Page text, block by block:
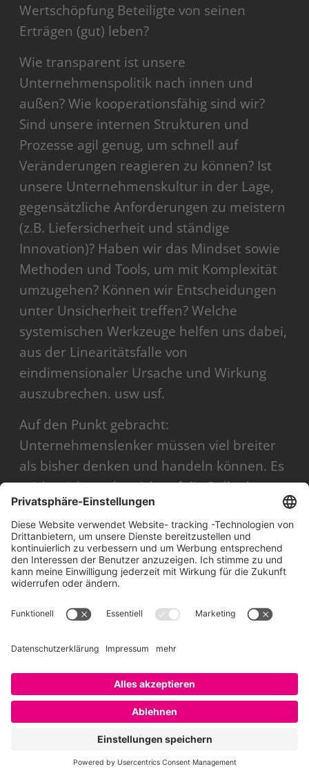
Wertschöpfung Beteiligte von seinen
Erträgen (gut) leben?
Wie transparent ist unsere
Unternehmenspolitik nach innen und
außen? Wie kooperationsfähig sind wir?
Sind unsere internen Strukturen und
Prozesse agil genug, um schnell auf
Veränderungen reagieren zu können? Ist
unsere Unternehmenskultur in der Lage,
gegensätzliche Anforderungen zu meistern
(z.B. Liefersicherheit und ständige
Innovation)? Haben wir das Mindset sowie
Methoden und Tools, um mit Komplexität
umzugehen? Können wir Entscheidungen
unter Unsicherheit treffen? Welche
systemischen Werkzeuge helfen uns dabei,
aus der Linearitätsfalle von
eindimensionaler Ursache und Wirkung
auszubrechen. usw usf.
Auf den Punkt gebracht:
Unternehmenslenker müssen viel breiter
als bisher denken und handeln können. Es
reicht nicht mehr, sich auf die Rolle des
effizienten Gewinnmaximierers zurück zu
ziehen. Weit werden, vernetzen,
einbinden, Widersprüche aushalten und
den Dialog der Generationen führen
können … werden zu zentralen Leadership-
Kompetenzen. Bauen Sie sich ein kleines
Pluralität der Welt widerspiegelt. Dann
werden sie die richtigen Entscheidungen
treffen können, wenn sie anstehen.
SAATKORN: Wie könnte aus Ihrer Sicht
eine menschenfreundliche Zukunft im
Arbeitskontext gestaltet werden, welche